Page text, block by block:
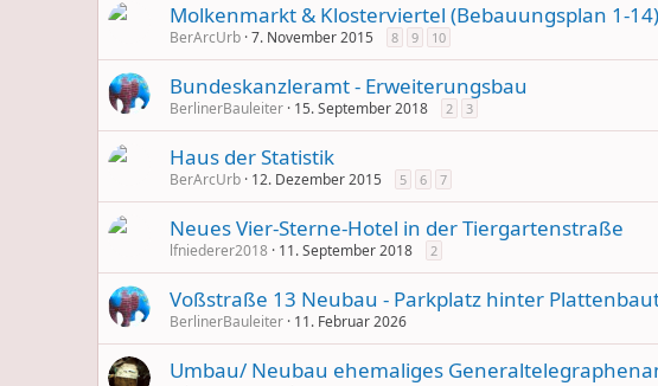
Molkenmarkt & Klosterviertel (Bebauungsplan 1-14)
BerArcUrb 7. November 2015 8 9 10
Bundeskanzleramt - Erweiterungsbau
BerlinerBauleiter 15. September 2018 2 3
Haus der Statistik
BerArcUrb 12. Dezember 2015 5 6 7
Neues Vier-Sterne-Hotel in der Tiergartenstraße
lfniederer2018 11. September 2018 2
Voßstraße 13 Neubau - Parkplatz hinter
BerlinerBauleiter 11. Februar 2026
Umbau/ Neubau ehemaliges